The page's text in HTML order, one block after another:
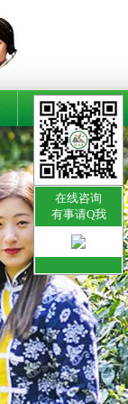
在线咨询
有事请Q我